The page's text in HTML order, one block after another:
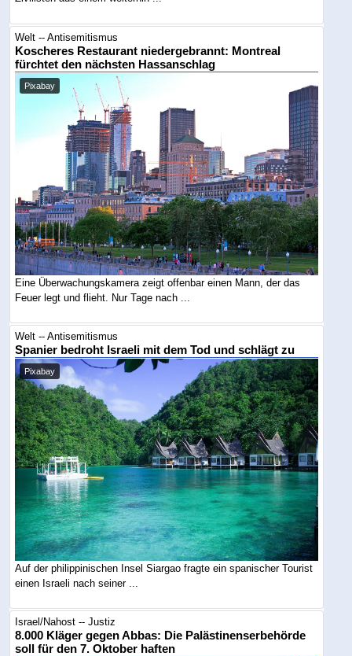
Welt -- Antisemitismus
Koscheres Restaurant niedergebrannt: Montreal
fürchtet den nächsten Hassanschlag
Pixabay
Eine Überwachungskamera zeigt offenbar einen Mann, der das
Feuer legt und flieht. Nur Tage nach ...
Welt -- Antisemitismus
Spanier bedroht Israeli mit dem Tod und schlägt zu
Pixabay
Auf der philippinischen Insel Siargao fragte ein spanischer Tourist
einen Israeli nach seiner ...
Israel/Nahost -- Justiz
8.000 Kläger gegen Abbas: Die Palästinenserbehörde
soll für den 7. Oktober haften